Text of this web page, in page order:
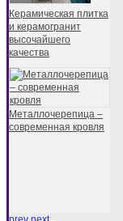
Керамическая плитка
и керамогранит
высочайшего
качества
Металлочерепица –
современная кровля